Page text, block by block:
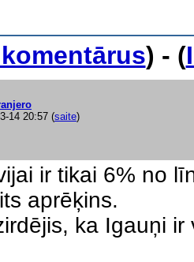
) - (
14 20:57 (saite)
ir tikai 6% no
aprēķins.
ka Igauņi